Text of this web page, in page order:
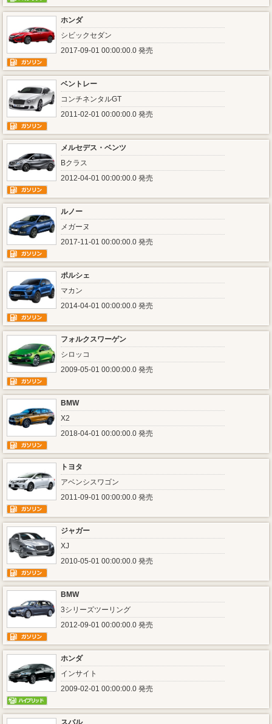
ホンダ
シビックセダン
2017-09-01 00:00:00.0 発売
ベントレー
コンチネンタルGT
2011-02-01 00:00:00.0 発売
メルセデス・ベンツ
Bクラス
2012-04-01 00:00:00.0 発売
ルノー
メガーヌ
2017-11-01 00:00:00.0 発売
ポルシェ
マカン
2014-04-01 00:00:00.0 発売
フォルクスワーゲン
シロッコ
2009-05-01 00:00:00.0 発売
BMW
X2
2018-04-01 00:00:00.0 発売
トヨタ
アベンシスワゴン
2011-09-01 00:00:00.0 発売
ジャガー
XJ
2010-05-01 00:00:00.0 発売
BMW
3シリーズツーリング
2012-09-01 00:00:00.0 発売
ホンダ
インサイト
2009-02-01 00:00:00.0 発売
スバル